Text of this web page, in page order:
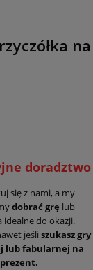
na
doradztwo
się z nami, a my
dobrać grę lub
idealne do okazji.
jeśli szukasz gry
lub fabularnej na
prezent.